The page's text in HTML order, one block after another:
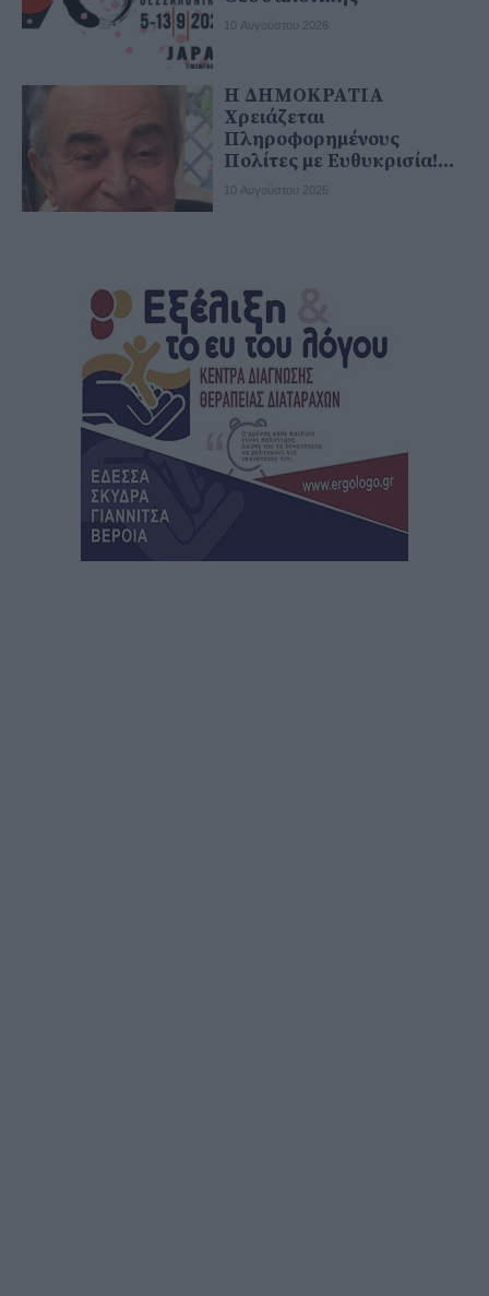
10 Αυγούστου 2026
Η ΔΗΜΟΚΡΑΤΙΑ
Χρειάζεται
Πληροφορημένους
Πολίτες με Ευθυκρισία!...
10 Αυγούστου 2026